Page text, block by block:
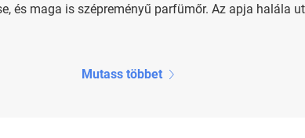
és maga is szépreményű parfümőr. Az apja halála
Mutass többet